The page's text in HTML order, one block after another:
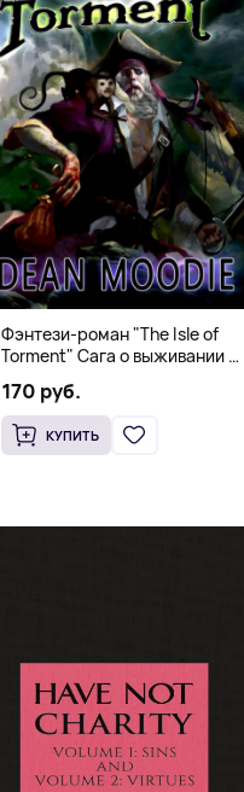
Фэнтези-роман "The Isle of
Torment" Сага о выживании и
170 руб.
КУПИТЬ